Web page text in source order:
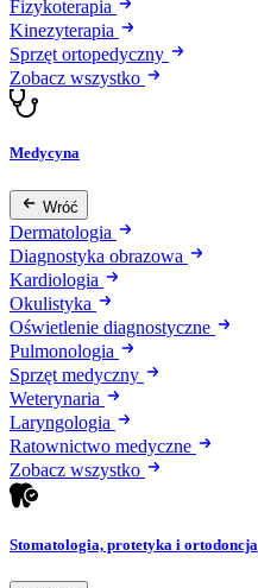
Fizykoterapia
Kinezyterapia
Sprzęt ortopedyczny
Zobacz wszystko
Medycyna
Wróć
Dermatologia
Diagnostyka obrazowa
Kardiologia
Okulistyka
Oświetlenie diagnostyczne
Pulmonologia
Sprzęt medyczny
Weterynaria
Laryngologia
Ratownictwo medyczne
Zobacz wszystko
Stomatologia, protetyka i ortodoncja